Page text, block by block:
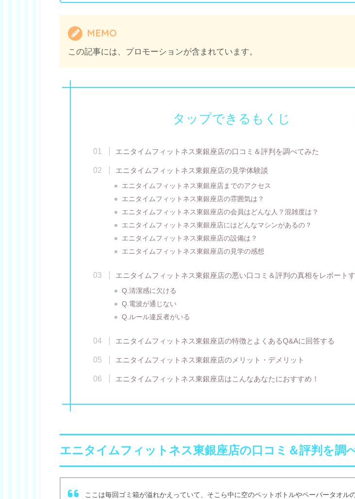
MEMO
この記事には、プロモーションが含まれています。
タップできるもくじ
エニタイムフィットネス東銀座店の口コミ＆評判を調べてみた
エニタイムフィットネス東銀座店の見学体験談
エニタイムフィットネス東銀座店までのアクセス
エニタイムフィットネス東銀座店の雰囲気は？
エニタイムフィットネス東銀座店の会員はどんな人？混雑度は？
エニタイムフィットネス東銀座店にはどんなマシンがあるの？
エニタイムフィットネス東銀座店の設備は？
エニタイムフィットネス東銀座店の見学の感想
エニタイムフィットネス東銀座店の悪い口コミ＆評判の真相をレポート
Q.清潔感に欠ける
Q.電波が通じない
Q.ルール違反者がいる
エニタイムフィットネス東銀座店の特徴とよくあるQ&Aに回答する
エニタイムフィットネス東銀座店のメリット・デメリット
エニタイムフィットネス東銀座店はこんなあなたにおすすめ！
エニタイムフィットネス東銀座店の口コミ＆評判を調
ここは毎回ゴミ箱が溢れかえっていて、そこら中に空のペットボトルやペーパータオル